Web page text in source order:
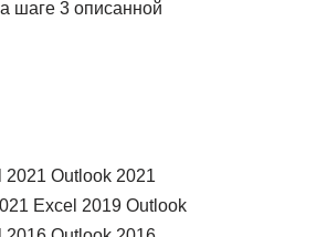
шаге 3 описанной
2021 Outlook 2021
Excel 2019 Outlook